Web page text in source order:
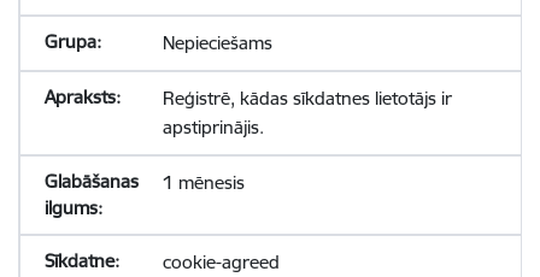
Nepieciešams
Reģistrē, kādas sīkdatnes lietotājs ir
apstiprinājis.
1 mēnesis
cookie-agreed